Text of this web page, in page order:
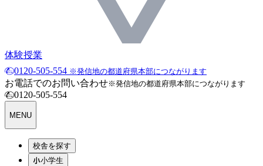
体験授業
0120-505-554 ※発信地の都道府県本部につながります
お電話でのお問い合わせ※発信地の都道府県本部につながります
0120-505-554
MENU
校舎を探す
小学生